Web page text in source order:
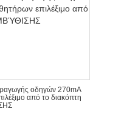
οδηγών 270mA
από το διακόπτη